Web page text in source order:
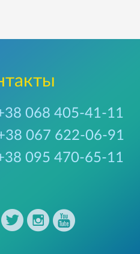
068 405-41-11
067 622-06-91
095 470-65-11